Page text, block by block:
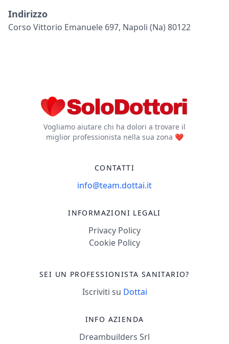
Indirizzo
Corso Vittorio Emanuele 697, Napoli (na) 80122
Vogliamo aiutare chi ha dolori a trovare il
miglior professionista nella sua zona ❤️
CONTATTI
info@team.dottai.it
INFORMAZIONI LEGALI
Privacy Policy
Cookie Policy
SEI UN PROFESSIONISTA SANITARIO?
Iscriviti su Dottai
INFO AZIENDA
Dreambuilders Srl